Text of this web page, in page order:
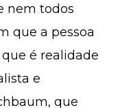
nem todos
que a pessoa
é realidade
e
que